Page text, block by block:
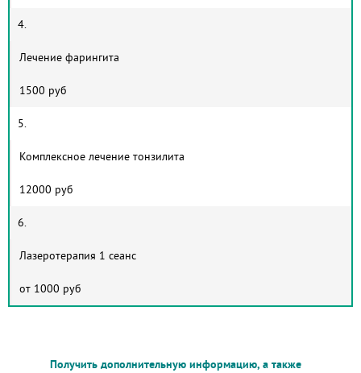
4.
Лечение фарингита
1500 руб
5.
Комплексное лечение тонзилита
12000 руб
6.
Лазеротерапия 1 сеанс
от 1000 руб
Получить дополнительную информацию, а также